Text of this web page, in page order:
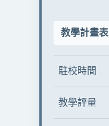
教學計畫表
駐校時間
教學評量